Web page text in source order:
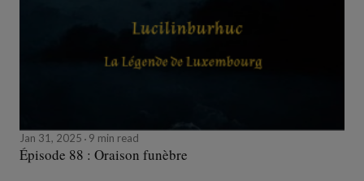
Jan 31, 2025 9 min read
Épisode 88 : Oraison funèbre